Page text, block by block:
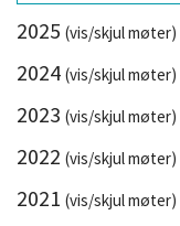
2025 (vis/skjul møter)
2024 (vis/skjul møter)
2023 (vis/skjul møter)
2022 (vis/skjul møter)
2021 (vis/skjul møter)